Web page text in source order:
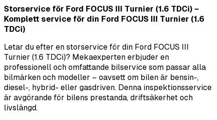
Storservice för Ford FOCUS III Turnier (1.6 TDCi) –
Komplett service för din Ford FOCUS III Turnier (1.6
TDCi)
Letar du efter en storservice för din Ford FOCUS III
Turnier (1.6 TDCi)? Mekaexperten erbjuder en
professionell och omfattande bilservice som passar alla
bilmärken och modeller – oavsett om bilen är bensin-,
diesel-, hybrid- eller gasdriven. Denna inspektionsservice
är avgörande för bilens prestanda, driftsäkerhet och
livslängd.